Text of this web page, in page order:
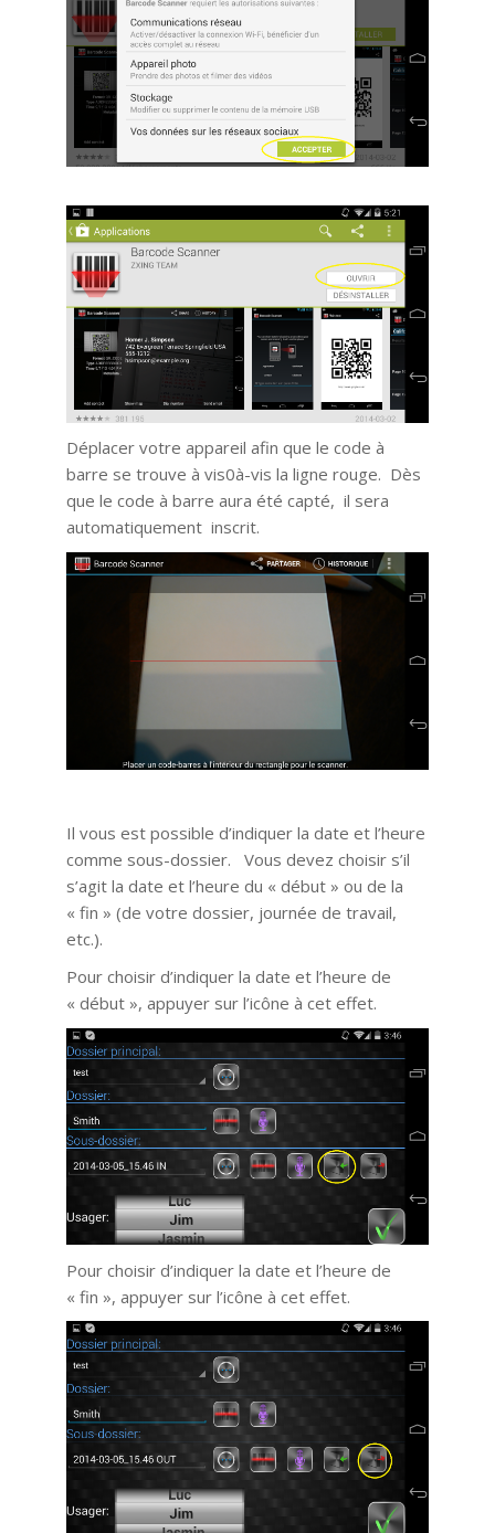
Déplacer votre appareil afin que le code à
barre se trouve à vis0à-vis la ligne rouge. Dès
que le code à barre aura été capté, il sera
automatiquement inscrit.
Il vous est possible d’indiquer la date et l’heure
comme sous-dossier. Vous devez choisir s’il
s’agit la date et l’heure du « début » ou de la
« fin » (de votre dossier, journée de travail,
etc.).
Pour choisir d’indiquer la date et l’heure de
« début », appuyer sur l’icône à cet effet.
Pour choisir d’indiquer la date et l’heure de
« fin », appuyer sur l’icône à cet effet.